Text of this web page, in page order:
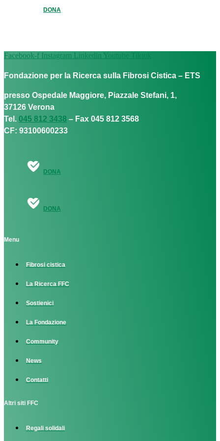
DONA
Facebook-f Instagram Linkedin Youtube Tiktok
Fondazione per la Ricerca sulla Fibrosi Cistica – ETS
presso Ospedale Maggiore, Piazzale Stefani, 1,
37126 Verona
Tel. 045 812 3438 – Fax 045 812 3568
CF: 93100600233
DONA
DONA
Menu
Fibrosi cistica
La Ricerca FFC
Sostienici
La Fondazione
Community
News
Contatti
Altri siti FFC
Regali solidali